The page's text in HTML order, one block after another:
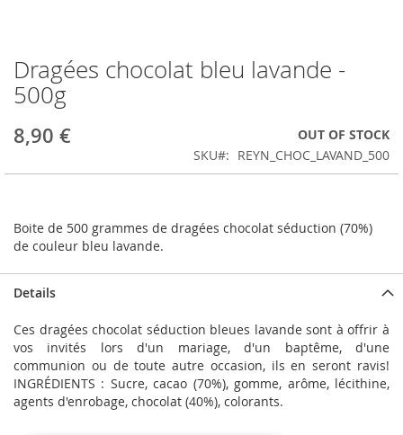
Skip
to
the
of
images
Dragées chocolat bleu lavande -
500g
8,90 €
OUT OF STOCK
SKU
REYN_CHOC_LAVAND_500
Boite de 500 grammes de dragées chocolat séduction (70%)
de couleur bleu lavande.
Details
Ces dragées chocolat séduction bleues lavande sont à offrir à
vos invités lors d'un mariage, d'un baptême, d'une
communion ou de toute autre occasion, ils en seront ravis!
INGRÉDIENTS : Sucre, cacao (70%), gomme, arôme, lécithine,
agents d'enrobage, chocolat (40%), colorants.